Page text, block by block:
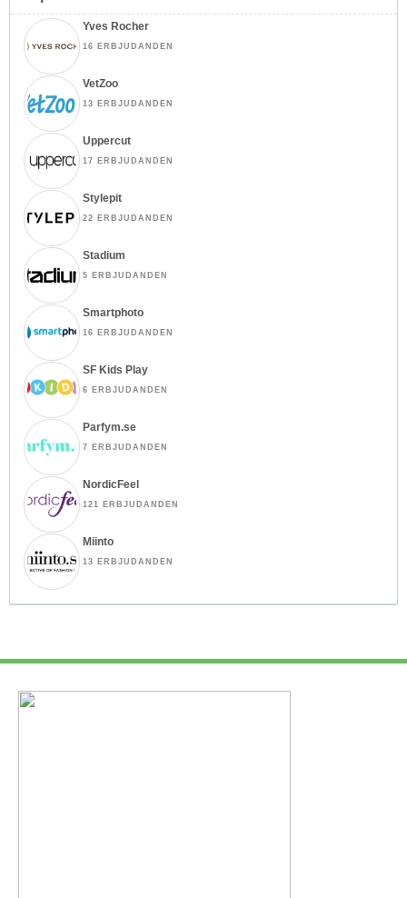
Yves Rocher
16 ERBJUDANDEN
VetZoo
13 ERBJUDANDEN
Uppercut
17 ERBJUDANDEN
Stylepit
22 ERBJUDANDEN
Stadium
5 ERBJUDANDEN
Smartphoto
16 ERBJUDANDEN
SF Kids Play
6 ERBJUDANDEN
Parfym.se
7 ERBJUDANDEN
NordicFeel
121 ERBJUDANDEN
Miinto
13 ERBJUDANDEN